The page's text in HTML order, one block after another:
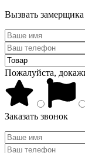
Вызвать замерщика
Пожалуйста,
Заказать звонок